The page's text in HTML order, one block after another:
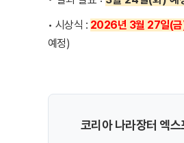
• 시상식 : 2026년 3월 27일(
예정)
코리아 나라장터 엑스